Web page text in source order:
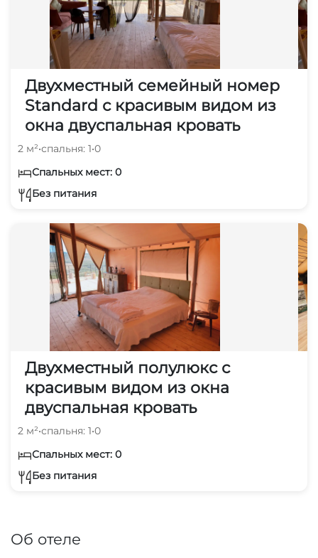
Двухместный семейный номер
Standard с красивым видом из
окна двуспальная кровать
2 м²•спальня: 1•0
Спальных мест: 0
Без питания
Двухместный полулюкс с
красивым видом из окна
двуспальная кровать
2 м²•спальня: 1•0
Спальных мест: 0
Без питания
Об отеле